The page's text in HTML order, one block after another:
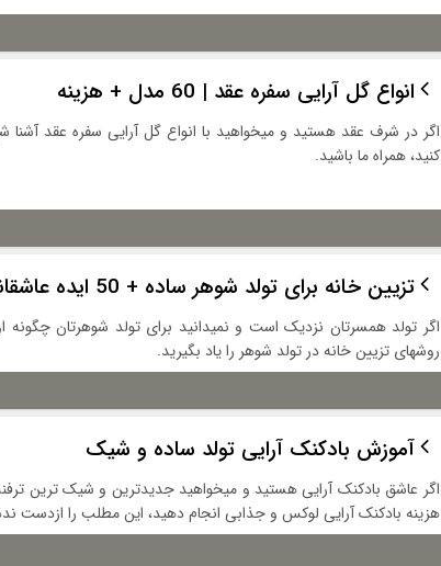
انواع گل آرایی سفره عقد | 60 مدل + هزینه
اگر در شرف عقد هستید و میخواهید با انواع گل آرایی سفره عقد آشنا
کنید، همراه ما باشید.
تزیین خانه برای تولد شوهر ساده + 50 ایده عاشقانه برای تولد همسر
اگر تولد همسرتان نزدیک است و نمیدانید برای تولد شوهرتان چگونه
روشهای تزیین خانه در تولد شوهر را یاد بگیرید.
آموزش بادکنک آرایی تولد ساده و شیک
اگر عاشق بادکنک آرایی هستید و میخواهید جدیدترین و شیک ترین
هزینه بادکنک آرایی لوکس و جذابی انجام دهید، این مطلب را ازدست